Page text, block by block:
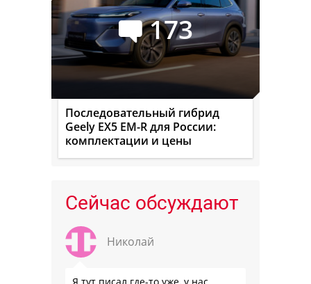
173
Последовательный гибрид
Geely EX5 EM-R для России:
комплектации и цены
Сейчас обсуждают
Николай